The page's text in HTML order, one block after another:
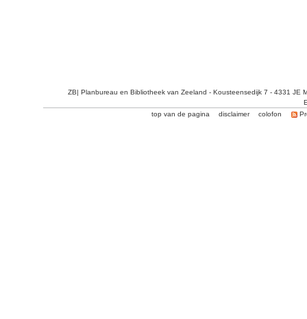
ZB| Planbureau en Bibliotheek van Zeeland - Kousteensedijk 7 - 4331 JE
top van de pagina
disclaimer colofon